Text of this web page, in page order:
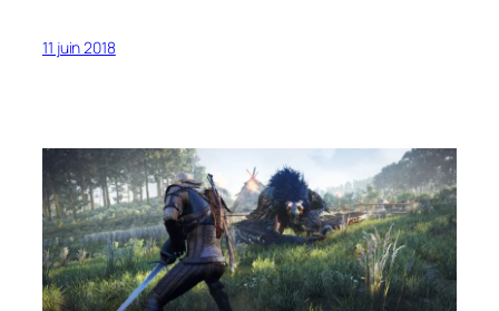
11 juin 2018